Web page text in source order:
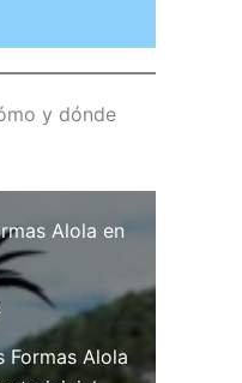
y dónde
Alola en
Formas Alola